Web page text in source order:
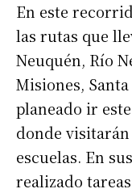
En este
las rutas que
Neuquén, Río
Misiones,
planeado ir
donde
escuelas. En
realizado